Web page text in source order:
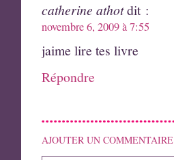
catherine athotdit :
novembre 6, 2009 à 7:55
jaime lire tes livre
Répondre
AJOUTER UN COMMENTAIRE